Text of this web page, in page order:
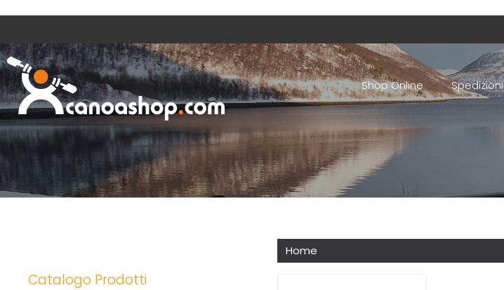
Shop Online Spedizioni
Home
Catalogo Prodotti